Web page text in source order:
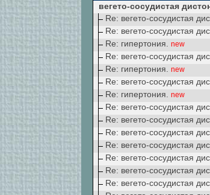
вегето-сосудистая
Re: вегето-сосудистая
Re: вегето-сосудистая
Re: гипертония.
new
Re: вегето-сосудистая
Re: гипертония.
new
Re: вегето-сосудистая
Re: гипертония.
new
Re: вегето-сосудистая
Re: вегето-сосудистая
Re: вегето-сосудистая
Re: вегето-сосудистая
Re: вегето-сосудистая
Re: вегето-сосудистая
Re: вегето-сосудистая